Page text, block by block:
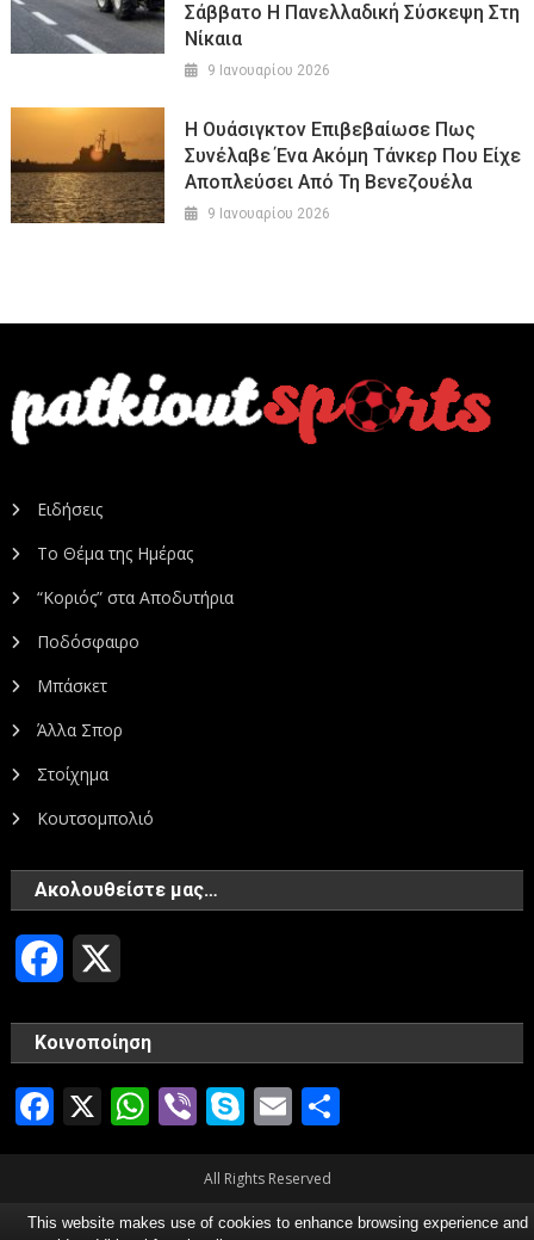
Σάββατο Η Πανελλαδική Σύσκεψη Στη
Νίκαια
9 Ιανουαρίου 2026
Η Ουάσιγκτον Επιβεβαίωσε Πως
Συνέλαβε Ένα Ακόμη Τάνκερ Που Είχε
Αποπλεύσει Από Τη Βενεζουέλα
9 Ιανουαρίου 2026
Ειδήσεις
Το Θέμα της Ημέρας
“Κοριός” στα Αποδυτήρια
Ποδόσφαιρο
Μπάσκετ
Άλλα Σπορ
Στοίχημα
Κουτσομπολιό
Ακολουθείστε μας…
Facebook
Κοινοποίηση
Facebook
X WhatsApp
ViberSkype
Email
All Rights Reserved
This website makes use of cookies to enhance browsing experience and